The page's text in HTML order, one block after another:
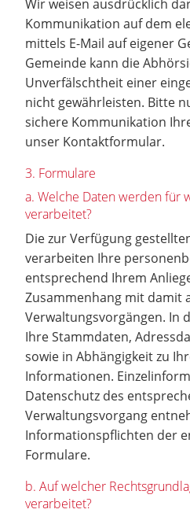
Wir weisen ausdrücklich
Kommunikation auf dem
mittels E-Mail auf eigener
Gemeinde kann die
Unverfälschtheit einer
nicht gewährleisten. Bitte
sichere Kommunikation
unser Kontaktformular.
3. Formulare
a. Welche Daten werden für
verarbeitet?
Die zur Verfügung
verarbeiten Ihre
entsprechend Ihrem
Zusammenhang mit damit
Verwaltungsvorgängen. In
Ihre Stammdaten,
sowie in Abhängigkeit zu
Informationen.
Datenschutz des
Verwaltungsvorgang
Informationspflichten der
Formulare.
b. Auf welcher
verarbeitet?